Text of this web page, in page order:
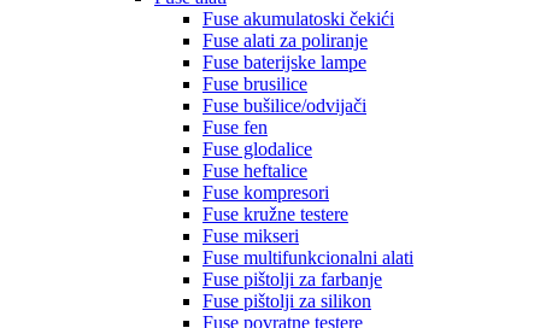
Fuse akumulatoski čekići
Fuse alati za poliranje
Fuse baterijske lampe
Fuse brusilice
Fuse bušilice/odvijači
Fuse fen
Fuse glodalice
Fuse heftalice
Fuse kompresori
Fuse kružne testere
Fuse mikseri
Fuse multifunkcionalni alati
Fuse pištolji za farbanje
Fuse pištolji za silikon
Fuse povratne testere